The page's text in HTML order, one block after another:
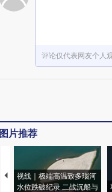
评论仅代表网友个人
图片推荐
视线｜极端高温致多瑙河
水位跌破纪录 二战沉船与